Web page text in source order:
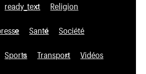
ready_text Religion
Santé Société
Sports Transport Vidéos